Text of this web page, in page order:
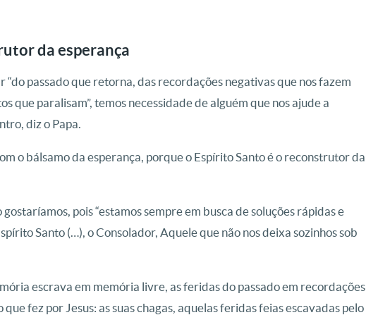
da esperança
“do passado que retorna, das recordações negativas que nos fazem
que paralisam”, temos necessidade de alguém que nos ajude a
diz o Papa.
o bálsamo da esperança, porque o Espírito Santo é o reconstrutor da
gostaríamos, pois “estamos sempre em busca de soluções rápidas e
Santo (…), o Consolador, Aquele que não nos deixa sozinhos sob
escrava em memória livre, as feridas do passado em recordações
que fez por Jesus: as suas chagas, aquelas feridas feias escavadas pelo